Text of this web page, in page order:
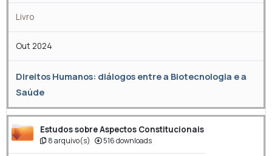
Livro
Out 2024
Direitos Humanos: diálogos entre a Biotecnologia e a
Saúde
Estudos sobre Aspectos Constitucionais
8 arquivo(s) 516 downloads